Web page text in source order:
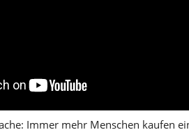
Immer mehr Menschen kaufen